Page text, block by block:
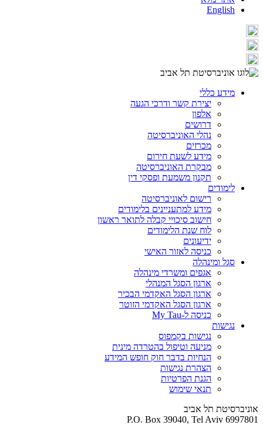
English
מידע כללי
יצירת קשר ודרכי הגעה
אלפון
דרושים
נהלי האוניברסיטה
מכרזים
מידע לשעת חירום
מבקרת האוניברסיטה
תקנון משמעת ופסקי דין
לימודים
רישום לאוניברסיטה
מידע למתעניינים בלימודים
חישוב סיכויי קבלה לתואר ראשון
לוח שנת הלימודים
ידיעונים
כניסה לאזור האישי
סגל ומינהלה
אגפים ומשרדי מינהלה
ארגון הסגל המנהלי
ארגון הסגל האקדמי הבכיר
ארגון הסגל האקדמי הזוטר
כניסה ל-My Tau
נגישות
נגישות בקמפוס
מניעה וטיפול בהטרדה מינית
הנחיות בדבר חוק חופש המידע
הצהרת נגישות
הגנת הפרטיות
תנאי שימוש
אוניברסיטת תל אביב
P.O. Box 39040, Tel Aviv 6997801